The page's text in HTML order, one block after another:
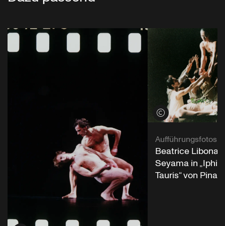
Credits öffnen
Aufführungsfotos
Beatrice
Seyama in
Tauris“ von Pina